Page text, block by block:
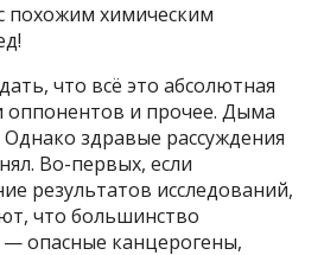
похожим химическим
что всё это абсолютная
оппонентов и прочее. Дыма
Однако здравые рассуждения
Во-первых, если
результатов исследований,
что большинство
опасные канцерогены,